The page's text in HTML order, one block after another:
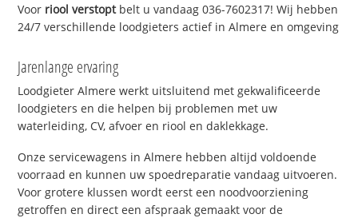
Voor riool verstoptbelt u vandaag 036-7602317! Wij hebben
24/7 verschillende loodgieters actief in Almere en omgeving
Jarenlange ervaring
Loodgieter Almere werkt uitsluitend met gekwalificeerde
loodgieters en die helpen bij problemen met uw
waterleiding, CV, afvoer en riool en daklekkage.
Onze servicewagens in Almere hebben altijd voldoende
voorraad en kunnen uw spoedreparatie vandaag uitvoeren.
Voor grotere klussen wordt eerst een noodvoorziening
getroffen en direct een afspraak gemaakt voor de